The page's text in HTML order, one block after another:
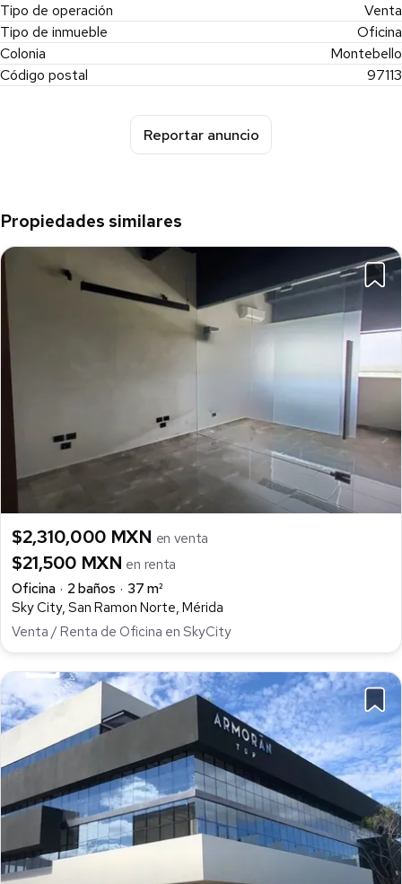
Tipo de operación
Venta
Tipo de inmueble
Oficina
Colonia
Montebello
Código postal
97113
Reportar anuncio
Propiedades similares
$2,310,000 MXN en venta
$21,500 MXN en renta
Oficina
2 baños
37 m²
Sky City, San Ramon Norte, Mérida
Venta / Renta de Oficina en SkyCity